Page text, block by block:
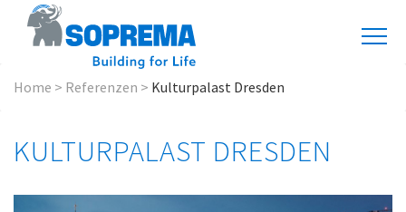
Home > Referenzen > Kulturpalast Dresden
KULTURPALAST DRESDEN